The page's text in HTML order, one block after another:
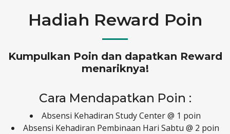
Hadiah Reward Poin
Kumpulkan Poin dan dapatkan Reward
menariknya!
Cara Mendapatkan Poin :
Absensi Kehadiran Study Center @ 1 poin
Absensi Kehadiran Pembinaan Hari Sabtu @ 2 poin